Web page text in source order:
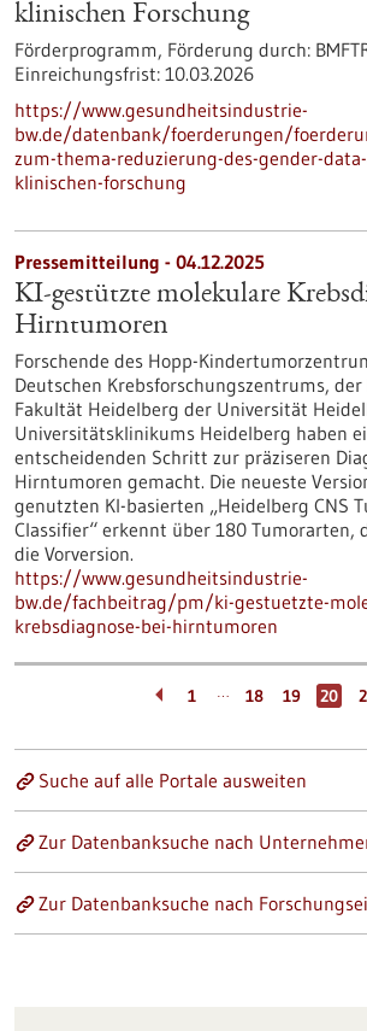
klinischen Forschung
Förderprogramm, Förderung durch:
Einreichungsfrist: 10.03.2026
https://www.gesundheitsindustrie-
bw.de/datenbank/foerderungen/
zum-thema-reduzierung-des-gender-
klinischen-forschung
Pressemitteilung - 04.12.2025
KI-gestützte molekulare
Hirntumoren
Forschende des Hopp-
Deutschen Krebsforschungszentrums,
Fakultät Heidelberg der Universität
Universitätsklinikums Heidelberg haben
entscheidenden Schritt zur präziseren
Hirntumoren gemacht. Die neueste
genutzten KI-basierten „Heidelberg CNS
Classifier“ erkennt über 180 Tumorarten,
die Vorversion.
https://www.gesundheitsindustrie-
bw.de/fachbeitrag/pm/ki-gestuetzte-
krebsdiagnose-bei-hirntumoren
1 … 18 19 20
Suche auf alle Portale ausweiten
Zur Datenbanksuche nach
Zur Datenbanksuche nach